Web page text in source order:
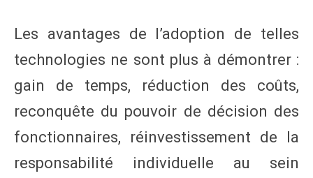
Les avantages de l’adoption de telles
technologies ne sont plus à démontrer :
gain de temps, réduction des coûts,
reconquête du pouvoir de décision des
fonctionnaires, réinvestissement de la
responsabilité individuelle au sein